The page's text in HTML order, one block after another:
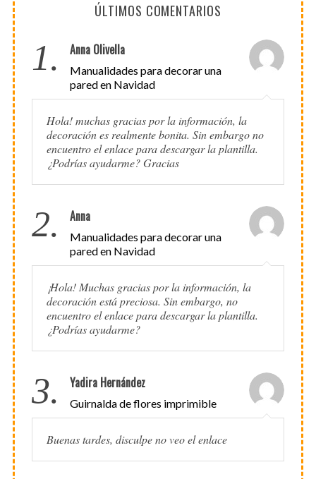
ÚLTIMOS COMENTARIOS
1. Anna Olivella
Manualidades para decorar una
pared en Navidad
Hola! muchas gracias por la información, la
decoración es realmente bonita. Sin embargo no
encuentro el enlace para descargar la plantilla.
¿Podrías ayudarme? Gracias
2. Anna
Manualidades para decorar una
pared en Navidad
¡Hola! Muchas gracias por la información, la
decoración está preciosa. Sin embargo, no
encuentro el enlace para descargar la plantilla.
¿Podrías ayudarme?
3. Yadira Hernández
Guirnalda de flores imprimible
Buenas tardes, disculpe no veo el enlace